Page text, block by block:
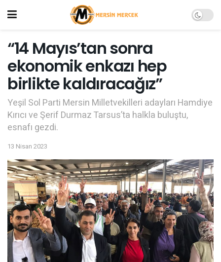
“14 Mayıs’tan sonra
ekonomik enkazı hep
birlikte kaldıracağız”
Yeşil Sol Parti Mersin Milletvekilleri adayları Hamdiye
Kırıcı ve Şerif Durmaz Tarsus’ta halkla buluştu,
esnafı gezdi.
13 Nisan 2023